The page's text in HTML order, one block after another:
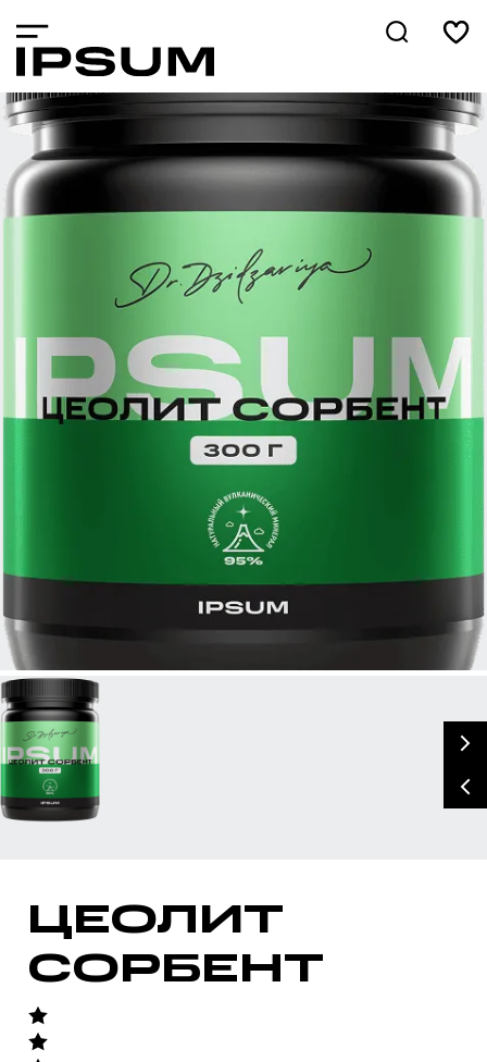
БАД, НЕ ЯВЛЯЕТСЯ ЛЕКАРСТВЕННЫМ СРЕДСТВОМ
ЦЕОЛИТ
СОРБЕНТ